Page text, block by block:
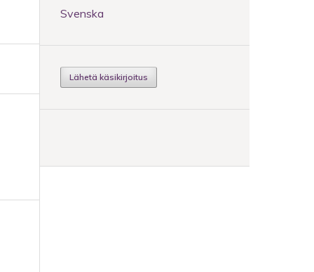
Svenska
Lähetä käsikirjoitus